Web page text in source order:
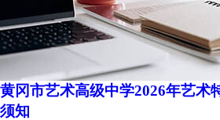
黄冈市艺术高级中学2026年艺术
须知